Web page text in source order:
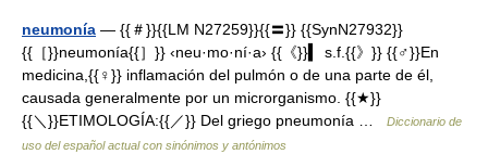
neumonía — {{＃}}{{LM N27259}}{{〓}} {{SynN27932}}
{{［}}neumonía{{］}} ‹neu·mo·ní·a› {{《}}▍ s.f.{{》}} {{♂}}En
medicina,{{♀}} inflamación del pulmón o de una parte de él,
causada generalmente por un microrganismo. {{★}}
{{＼}}ETIMOLOGÍA:{{／}} Del griego pneumonía …
Diccionario de
uso del español actual con sinónimos y antónimos